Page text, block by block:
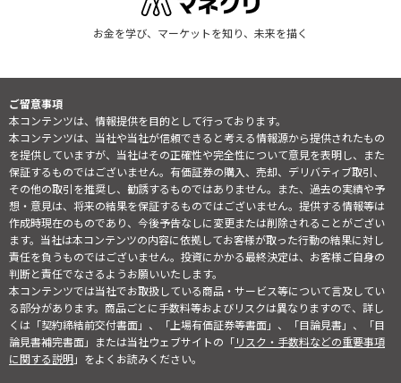
お金を学び、マーケットを知り、未来を描く
ご留意事項
本コンテンツは、情報提供を目的として行っております。
本コンテンツは、当社や当社が信頼できると考える情報源から提供されたもの
を提供していますが、当社はその正確性や完全性について意見を表明し、また
保証するものではございません。有価証券の購入、売却、デリバティブ取引、
その他の取引を推奨し、勧誘するものではありません。また、過去の実績や予
想・意見は、将来の結果を保証するものではございません。提供する情報等は
作成時現在のものであり、今後予告なしに変更または削除されることがござい
ます。当社は本コンテンツの内容に依拠してお客様が取った行動の結果に対し
責任を負うものではございません。投資にかかる最終決定は、お客様ご自身の
判断と責任でなさるようお願いいたします。
本コンテンツでは当社でお取扱している商品・サービス等について言及してい
る部分があります。商品ごとに手数料等およびリスクは異なりますので、詳し
くは「契約締結前交付書面」、「上場有価証券等書面」、「目論見書」、「目
論見書補完書面」または当社ウェブサイトの「リスク・手数料などの重要事項
に関する説明」をよくお読みください。